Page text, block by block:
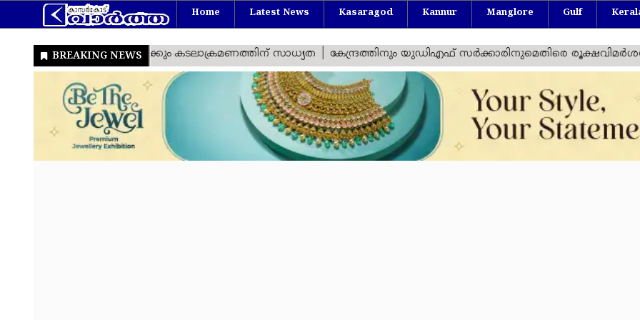
Home Latest News Kasaragod Kannur Manglore Gulf